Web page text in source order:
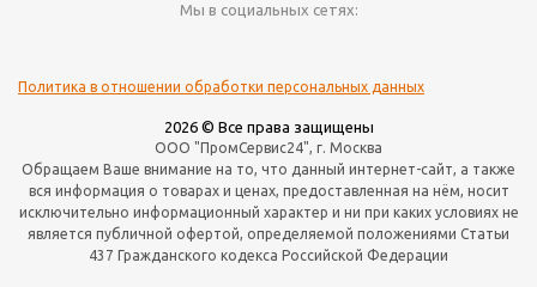
Мы в социальных сетях:
Политика в отношении обработки персональных данных
2026 © Все права защищены
ООО "ПромСервис24", г. Москва
Обращаем Ваше внимание на то, что данный интернет-сайт, а также
вся информация о товарах и ценах, предоставленная на нём, носит
исключительно информационный характер и ни при каких условиях не
является публичной офертой, определяемой положениями Статьи
437 Гражданского кодекса Российской Федерации